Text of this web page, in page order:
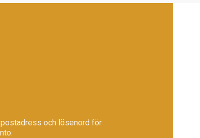
och lösenord för